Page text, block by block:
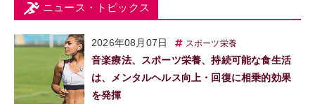
ニュース・トピックス
2026年08月07日 スポーツ栄養
音楽療法、スポーツ栄養、持続可能な食生活
は、メンタルヘルス向上・回復に相乗的効果
を発揮